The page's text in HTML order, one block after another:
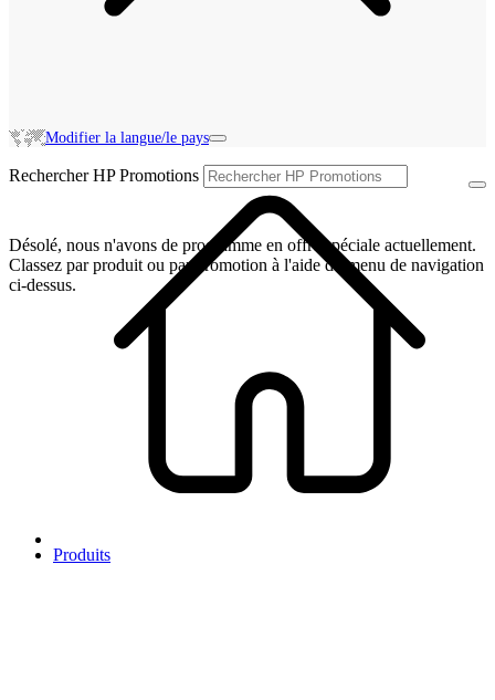
Produits
Modifier la langue/le pays
Rechercher HP Promotions
Désolé, nous n'avons de programme en offre spéciale actuellement.
Classez par produit ou par promotion à l'aide du menu de navigation
ci-dessus.